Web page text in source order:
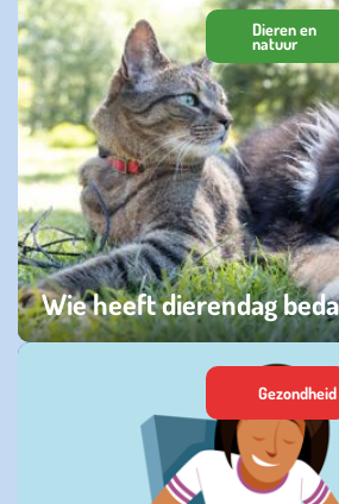
Wie heeft dierendag
zaterdag 04 oktober 2025
Dieren en
natuur
Gezondheid